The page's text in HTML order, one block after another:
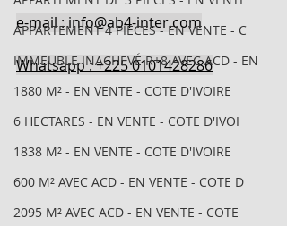
APPARTEMENT 4 PIECES - EN VENTE - C
IMMEUBLE INACHEVÉ R+8 AVEC ACD - EN
1880 M² - EN VENTE - COTE D'IVOIRE
6 HECTARES - EN VENTE - COTE D'IVOI
1838 M² - EN VENTE - COTE D'IVOIRE
600 M² AVEC ACD - EN VENTE - COTE D
2095 M² AVEC ACD - EN VENTE - COTE
e-mail : info@ab4-inter.com
Whatsapp : +225 0101428286